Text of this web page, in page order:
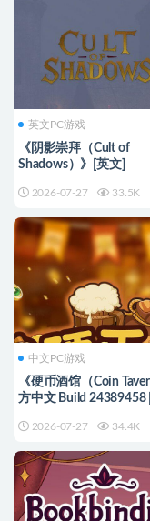
英文PC游戏
《阴影崇拜（Cult of
Shadows）》[英文]
2026-07-27 33.5K
中文PC游戏
《硬币酒馆（Coin
方中文 Build 24389458
2026-07-27 34.4K